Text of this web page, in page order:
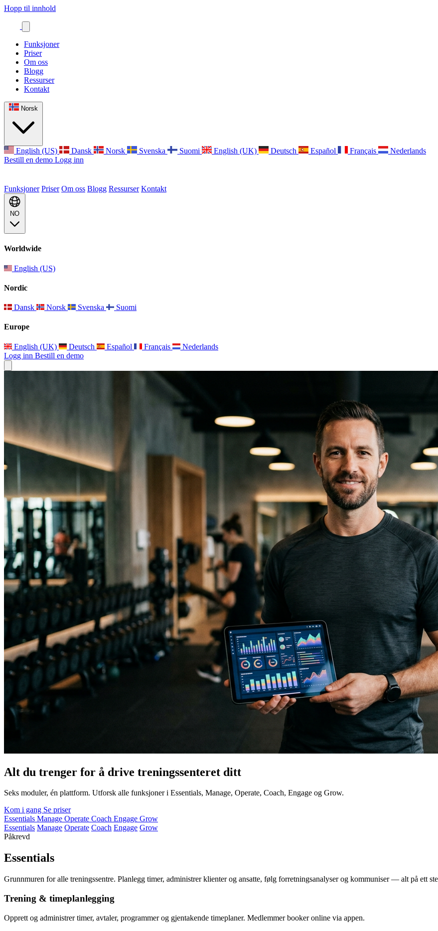
Hopp til innhold
Funksjoner
Priser
Om oss
Blogg
Ressurser
Kontakt
Norsk
English (US) Dansk Norsk Svenska Suomi English (UK) Deutsch Español Français
Nederlands
Bestill en demo Logg inn
Funksjoner Priser Om oss Blogg Ressurser Kontakt
NO
Worldwide
English (US)
Nordic
Dansk Norsk Svenska Suomi
Europe
English (UK) Deutsch Español Français
Nederlands
Logg inn Bestill en demo
Alt du trenger for å drive treningssenteret ditt
Seks moduler, én plattform. Utforsk alle funksjoner i Essentials, Manage, Operate, Coach, Engage og Grow.
Kom i gang Se priser
Essentials Manage Operate Coach Engage Grow
Essentials Manage Operate Coach Engage Grow
Påkrevd
Essentials
Grunnmuren for alle treningssentre. Planlegg timer, administrer klienter og ansatte, følg forretningsanalyser og kommuniser — alt på ett
Trening & timeplanlegging
Opprett og administrer timer, avtaler, programmer og gjentakende timeplaner. Medlemmer booker online via appen.